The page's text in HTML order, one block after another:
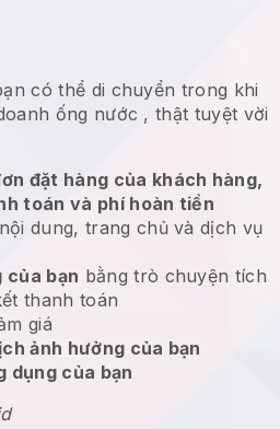
có thể di chuyển trong khi
ống nước , thật tuyệt vời
đặt hàng của khách hàng,
toán và phí hoàn tiền
dung, trang chủ và dịch vụ
của bạn bằng trò chuyện tích
thanh toán
giá
ảnh hưởng của bạn
dụng của bạn